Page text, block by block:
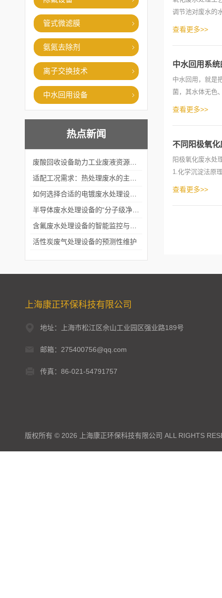
管式微滤膜
氨氮去除剂
离子交换技术
中水回用设备
热点新闻
活性炭废气处理设备的预测性维护
调节池对废水的
工艺...
查看更多>>
中水回用系
中水回用，就是
菌，其水体无色
区、公...
查看更多>>
不同阳极氧
阳极氧化废水处
1.化学沉淀法原
好。...
查看更多>>
上海康正环保科技有限公司
地址：上海市松江区佘山工业园区强业路189号
邮箱：275400756@qq.com
传真：86-021-54791757
版权所有 © 2026 上海康正环保科技有限公司 ALL RIGHTS